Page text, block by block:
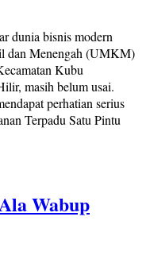
dunia bisnis modern
dan Menengah (UMKM)
Kubu
masih belum usai.
perhatian serius
Terpadu Satu Pintu
Wabup